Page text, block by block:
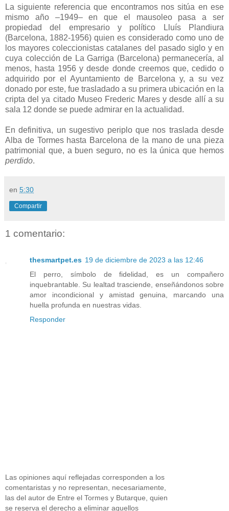
La siguiente referencia que encontramos nos sitúa en ese
mismo año –1949– en que el mausoleo pasa a ser
propiedad del empresario y político Lluís Plandiura
(Barcelona, 1882-1956) quien es considerado como uno de
los mayores coleccionistas catalanes del pasado siglo y en
cuya colección de La Garriga (Barcelona) permanecería, al
menos, hasta 1956 y desde donde creemos que, cedido o
adquirido por el Ayuntamiento de Barcelona y, a su vez
donado por este, fue trasladado a su primera ubicación en la
cripta del ya citado Museo Frederic Mares y desde allí a su
sala 12 donde se puede admirar en la actualidad.
En definitiva, un sugestivo periplo que nos traslada desde
Alba de Tormes hasta Barcelona de la mano de una pieza
patrimonial que, a buen seguro, no es la única que hemos
perdido.
en 5:30
Compartir
1 comentario:
thesmartpet.es 19 de diciembre de 2023 a las 12:46
El perro, símbolo de fidelidad, es un compañero
inquebrantable. Su lealtad trasciende, enseñándonos sobre
amor incondicional y amistad genuina, marcando una
huella profunda en nuestras vidas.
Responder
Las opiniones aquí reflejadas corresponden a los
comentaristas y no representan, necesariamente,
las del autor de Entre el Tormes y Butarque, quien
se reserva el derecho a eliminar aquellos